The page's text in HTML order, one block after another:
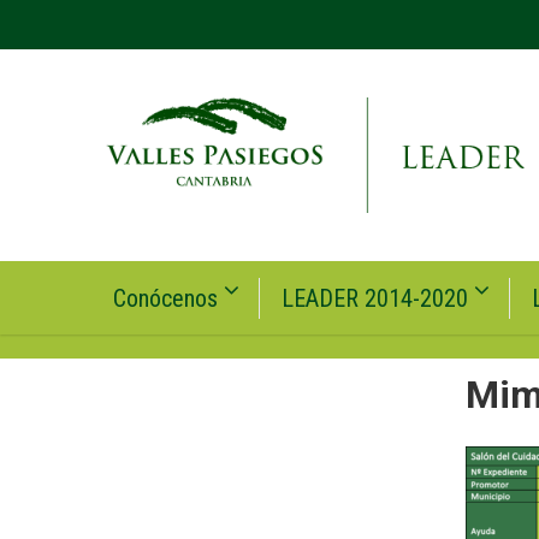
Conócenos LEADER 2014-2020